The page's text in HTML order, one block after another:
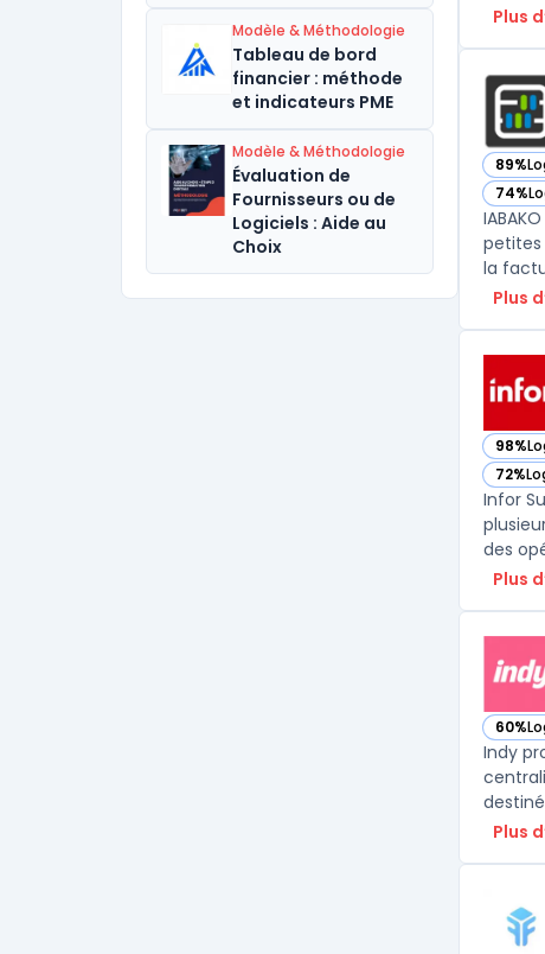
Modèle & Méthodologie
Tableau de bord
financier : méthode
et indicateurs PME
Modèle & Méthodologie
Évaluation de
Fournisseurs ou de
Logiciels : Aide au
Choix
Plus
89%
— voir
74%
— voir
petites
la
Plus
98%
— voir
72%
— voir
Infor
des
Plus
60%
— voir
Indy
Plus